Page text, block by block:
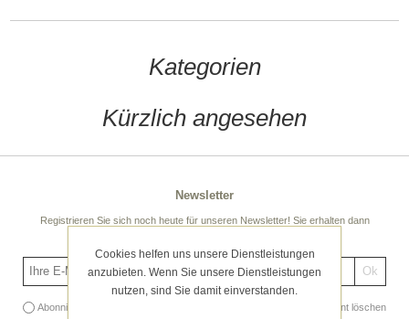
Kategorien
Kürzlich angesehen
Newsletter
Registrieren Sie sich noch heute für unseren Newsletter! Sie erhalten dann
Abonnieren Abonnement löschen
Cookies helfen uns unsere Dienstleistungen
anzubieten. Wenn Sie unsere Dienstleistungen
nutzen, sind Sie damit einverstanden.